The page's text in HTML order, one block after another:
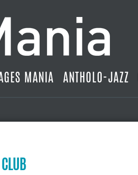
MANIA ANTHOLO-JAZZ